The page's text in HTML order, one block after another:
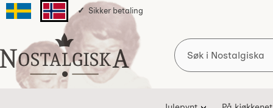
Svenska sidanNorska sidan
Sikker betaling
Startsiden for Nostalgiska
Søk